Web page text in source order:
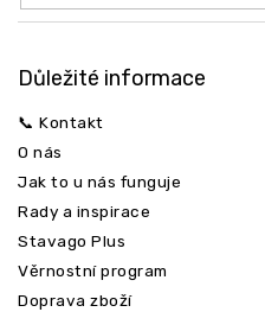
Důležité informace
📞 Kontakt
O nás
Jak to u nás funguje
Rady a inspirace
Stavago Plus
Věrnostní program
Doprava zboží